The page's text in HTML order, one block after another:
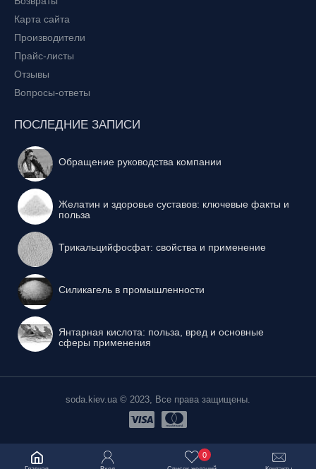
Карта сайта
Производители
Прайс-листы
Отзывы
Вопросы-ответы
ПОСЛЕДНИЕ ЗАПИСИ
Обращение руководства компании
Желатин и здоровье суставов: ключевые факты и
польза
Трикальцийфосфат: свойства и применение
Силикагель в промышленности
Янтарная кислота: польза, вред и основные
сферы применения
soda.kiev.ua © 2023, Все права защищены.
0